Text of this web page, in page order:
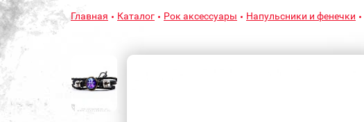
Главная Каталог Рок аксессуары Напульсники и фенечки